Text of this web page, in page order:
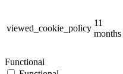
viewed_cookie_policy
11
months
Functional